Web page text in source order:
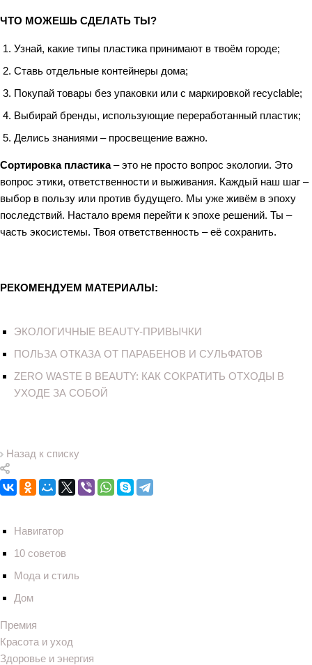
ЧТО МОЖЕШЬ СДЕЛАТЬ ТЫ?
Узнай, какие типы пластика принимают в твоём городе;
Ставь отдельные контейнеры дома;
Покупай товары без упаковки или с маркировкой recyclable;
Выбирай бренды, использующие переработанный пластик;
Делись знаниями – просвещение важно.
Сортировка пластика– это не просто вопрос экологии. Это
вопрос этики, ответственности и выживания. Каждый наш шаг –
выбор в пользу или против будущего. Мы уже живём в эпоху
последствий. Настало время перейти к эпохе решений. Ты –
часть экосистемы. Твоя ответственность – её сохранить.
РЕКОМЕНДУЕМ МАТЕРИАЛЫ:
ЭКОЛОГИЧНЫЕ BEAUTY-ПРИВЫЧКИ
ПОЛЬЗА ОТКАЗА ОТ ПАРАБЕНОВ И СУЛЬФАТОВ
ZERO WASTE В BEAUTY: КАК СОКРАТИТЬ ОТХОДЫ В
УХОДЕ ЗА СОБОЙ
Назад к списку
Навигатор
10 советов
Мода и стиль
Дом
Премия
Красота и уход
Здоровье и энергия